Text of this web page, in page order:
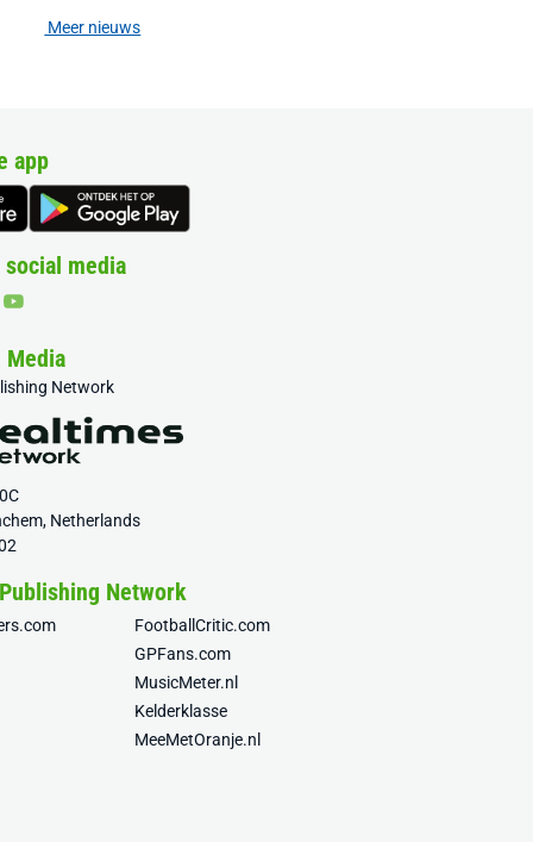
Meer nieuws
app
media
Media
Network
Netherlands
Network
FootballCritic.com
GPFans.com
MusicMeter.nl
Kelderklasse
MeeMetOranje.nl